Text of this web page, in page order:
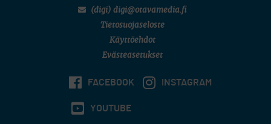
(digi) digi@otavamedia.fi
Tietosuojaseloste
Käyttöehdot
Evästeasetukset
FACEBOOK INSTAGRAM
YOUTUBE